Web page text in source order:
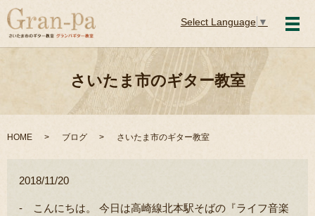
Select Language ▼
メ
さいたま市のギター教室
HOME ブログ さいたま市のギター教室
2018/11/20
- こんにちは。 今日は高崎線北本駅そばの『ライフ音楽